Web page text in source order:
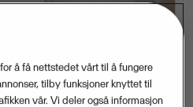
å få nettstedet vårt til å fungere
tilby funksjoner knyttet til
vår. Vi deler også informasjon